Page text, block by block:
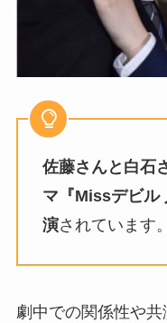
佐藤さんと白石
マ『Missデビル
演されています。
劇中での関係性や